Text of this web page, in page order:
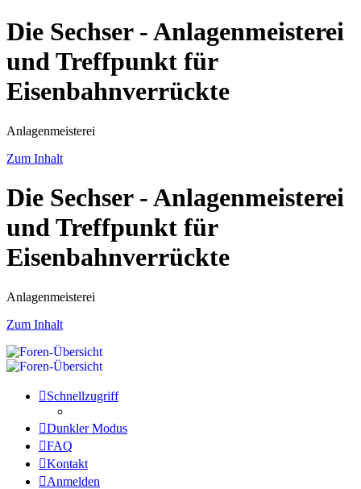
Die Sechser - Anlagenmeisterei
und Treffpunkt für
Eisenbahnverrückte
Anlagenmeisterei
Zum Inhalt
Die Sechser - Anlagenmeisterei
und Treffpunkt für
Eisenbahnverrückte
Anlagenmeisterei
Zum Inhalt
Schnellzugriff
Dunkler Modus
FAQ
Kontakt
Anmelden